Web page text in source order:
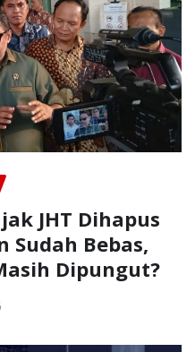
JHT Dihapus
Sudah Bebas,
Dipungut?